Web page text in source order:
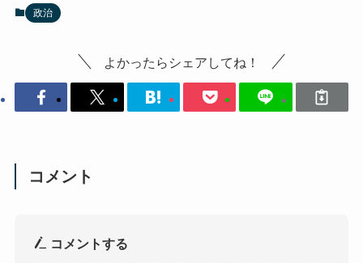
政治
よかったらシェアしてね！
コメント
コメントする